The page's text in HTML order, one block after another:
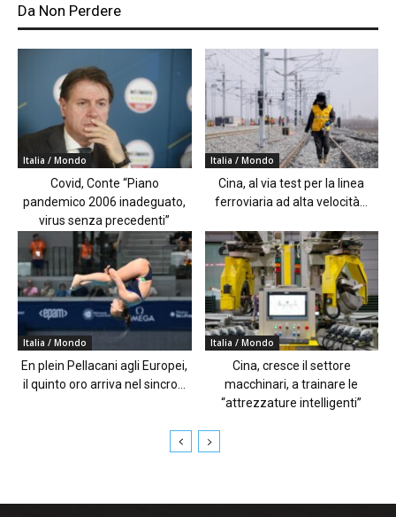
Da Non Perdere
Italia / Mondo
Covid, Conte “Piano
pandemico 2006 inadeguato,
virus senza precedenti”
Italia / Mondo
Cina, al via test per la linea
ferroviaria ad alta velocità...
Italia / Mondo
En plein Pellacani agli Europei,
il quinto oro arriva nel sincro...
Italia / Mondo
Cina, cresce il settore
macchinari, a trainare le
“attrezzature intelligenti”